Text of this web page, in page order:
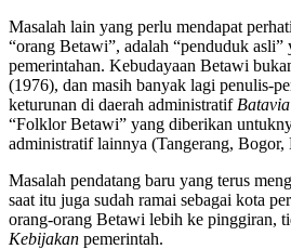
Masalah lain yang perlu mendapat
“orang Betawi”, adalah “penduduk
pemerintahan. Kebudayaan Betawi
(1976), dan masih banyak lagi penulis-
keturunan di daerah administratif
“Folklor Betawi” yang diberikan
administratif lainnya (Tangerang,
Masalah pendatang baru yang terus
saat itu juga sudah ramai sebagai kota
orang-orang Betawi lebih ke pinggiran,
Kebijakan pemerintah.